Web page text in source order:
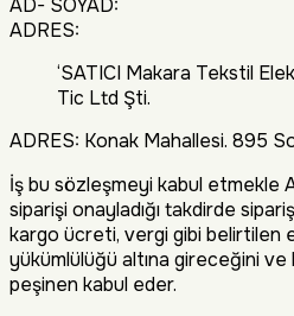
AD- SOYAD:
ADRES:
‘SATICI Makara Tekstil
Tic Ltd Şti.
ADRES: Konak Mahallesi. 895
İş bu sözleşmeyi kabul etmekle
siparişi onayladığı takdirde
kargo ücreti, vergi gibi belirtilen
yükümlülüğü altına gireceğini
peşinen kabul eder.